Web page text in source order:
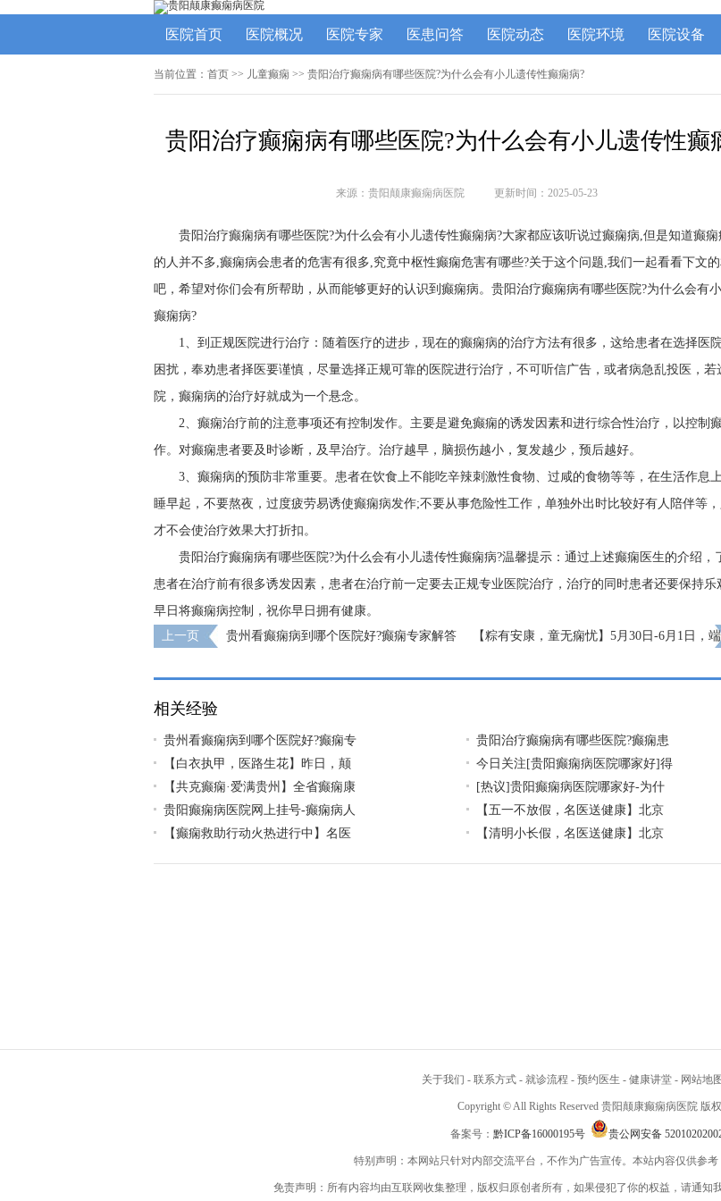
医院首页 医院概况 医院专家 医患问答 医院动态 医院环境 医院设备
当前位置： 首页 >> 儿童癫痫 >> 贵阳治疗癫痫病有哪些医院?为什么会有小儿遗传性癫痫病?
贵阳治疗癫痫病有哪些医院?为什么会有小儿遗传性癫
来源：贵阳颠康癫痫病医院 更新时间：2025-05-23
贵阳治疗癫痫病有哪些医院?为什么会有小儿遗传性癫痫病?大家都应该听说过癫痫病,但是知道癫
的人并不多,癫痫病会患者的危害有很多,究竟中枢性癫痫危害有哪些?关于这个问题,我们一起看看下文
吧，希望对你们会有所帮助，从而能够更好的认识到癫痫病。贵阳治疗癫痫病有哪些医院?为什么会有
癫痫病?
1、到正规医院进行治疗：随着医疗的进步，现在的癫痫病的治疗方法有很多，这给患者在选择医
困扰，奉劝患者择医要谨慎，尽量选择正规可靠的医院进行治疗，不可听信广告，或者病急乱投医，若
院，癫痫病的治疗好就成为一个悬念。
2、癫痫治疗前的注意事项还有控制发作。主要是避免癫痫的诱发因素和进行综合性治疗，以控制
作。对癫痫患者要及时诊断，及早治疗。治疗越早，脑损伤越小，复发越少，预后越好。
3、癫痫病的预防非常重要。患者在饮食上不能吃辛辣刺激性食物、过咸的食物等等，在生活作息
睡早起，不要熬夜，过度疲劳易诱使癫痫病发作;不要从事危险性工作，单独外出时比较好有人陪伴等
才不会使治疗效果大打折扣。
贵阳治疗癫痫病有哪些医院?为什么会有小儿遗传性癫痫病?温馨提示：通过上述癫痫医生的介绍，
患者在治疗前有很多诱发因素，患者在治疗前一定要去正规专业医院治疗，治疗的同时患者还要保持乐
早日将癫痫病控制，祝你早日拥有健康。
上一页
贵州看癫痫病到哪个医院好?癫痫专家解答
【粽有安康，童无痫忧】5月30日-6月1日，
相关经验
贵州看癫痫病到哪个医院好?癫痫专
贵阳治疗癫痫病有哪些医院?癫痫患
【白衣执甲，医路生花】昨日，颠
今日关注[贵阳癫痫病医院哪家好]得
【共克癫痫·爱满贵州】全省癫痫康
[热议]贵阳癫痫病医院哪家好-为什
贵阳癫痫病医院网上挂号-癫痫病人
【五一不放假，名医送健康】北京
【癫痫救助行动火热进行中】名医
【清明小长假，名医送健康】北京
关于我们 - 联系方式 - 就诊流程 - 预约医生 - 健康讲堂 - 网站地图
Copyright © All Rights Reserved 贵阳颠康癫痫病医院 版
备案号： 黔ICP备16000195号 贵公网安备
特别声明：本网站只针对内部交流平台，不作为广告宣传。本站内容仅供参考
免责声明：所有内容均由互联网收集整理，版权归原创者所有，如果侵犯了你的权益，请通知